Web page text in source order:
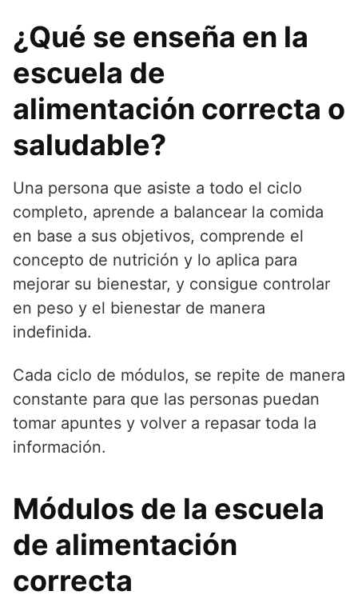
¿Qué se enseña en la
escuela de
alimentación correcta o
saludable?
Una persona que asiste a todo el ciclo
completo, aprende a balancear la comida
en base a sus objetivos, comprende el
concepto de nutrición y lo aplica para
mejorar su bienestar, y consigue controlar
en peso y el bienestar de manera
indefinida.
Cada ciclo de módulos, se repite de manera
constante para que las personas puedan
tomar apuntes y volver a repasar toda la
información.
Módulos de la escuela
de alimentación
correcta